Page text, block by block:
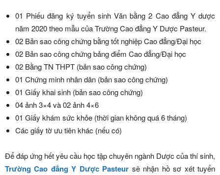
01 Phiếu đăng ký tuyển sinh Văn bằng 2 Cao đẳng Y dược
năm 2020 theo mẫu của Trường Cao đẳng Y Dược Pasteur.
02 Bản sao công chứng bằng tốt nghiệp Cao đẳng/Đại học
02 Bản sao công chứng bảng điểm Cao đẳng/Đại học
02 Bằng TN THPT (bản sao công chứng)
01 Chứng minh nhân dân (bản sao công chứng)
01 Giấy khai sinh (bản sao công chứng)
04 ảnh 3×4 và 02 ảnh 4×6
01 Giấy khám sức khỏe (thời gian không quá 6 tháng)
Các giấy tờ ưu tiên khác (nếu có)
Để đáp ứng hết yêu cầu học tập chuyên ngành Dược của thí sinh,
Trường Cao đẳng Y Dược Pasteur sẽ nhận hồ sơ xét tuyển